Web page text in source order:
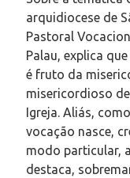
arquidiocese de
Pastoral
Palau, explica
é fruto da
misericordioso
Igreja. Aliás,
vocação nasce,
modo particular,
destaca,